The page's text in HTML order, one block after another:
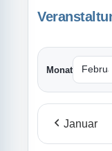
Monat
Januar